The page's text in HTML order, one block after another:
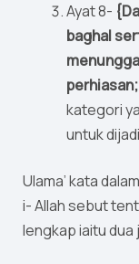
Ayat 8-
baghal
kategori
untuk
Ulama’ kata
i- Allah sebut
lengkap iaitu